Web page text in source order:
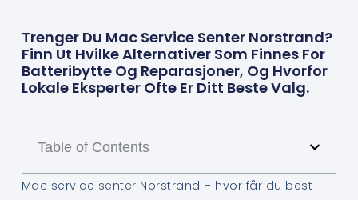
Trenger Du Mac Service Senter Norstrand?
Finn Ut Hvilke Alternativer Som Finnes For
Batteribytte Og Reparasjoner, Og Hvorfor
Lokale Eksperter Ofte Er Ditt Beste Valg.
Table of Contents
Mac service senter Norstrand – hvor får du best